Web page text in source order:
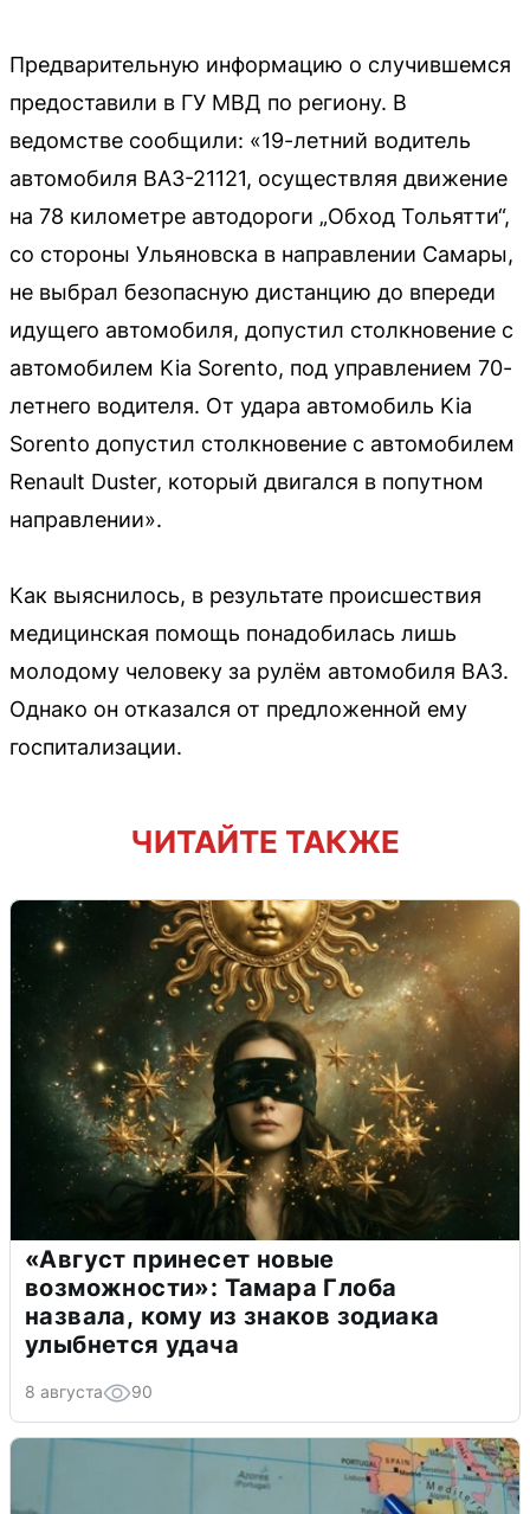
Предварительную информацию о случившемся
предоставили в ГУ МВД по региону. В
ведомстве сообщили: «19-летний водитель
автомобиля ВАЗ-21121, осуществляя движение
на 78 километре автодороги „Обход Тольятти“,
со стороны Ульяновска в направлении Самары,
не выбрал безопасную дистанцию до впереди
идущего автомобиля, допустил столкновение с
автомобилем Kia Sorento, под управлением 70-
летнего водителя. От удара автомобиль Kia
Sorento допустил столкновение с автомобилем
Renault Duster, который двигался в попутном
направлении».
Как выяснилось, в результате происшествия
медицинская помощь понадобилась лишь
молодому человеку за рулём автомобиля ВАЗ.
Однако он отказался от предложенной ему
госпитализации.
ЧИТАЙТЕ ТАКЖЕ
«Август принесет новые
возможности»: Тамара Глоба
назвала, кому из знаков зодиака
улыбнется удача
8 августа 90